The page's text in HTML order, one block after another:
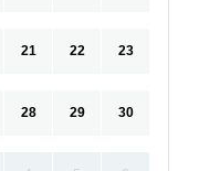
21 22 23
28 29 30